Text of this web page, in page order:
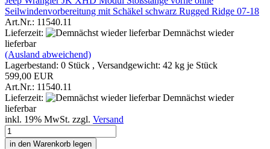
Seilwindenvorbereitung mit Schäkel schwarz Rugged Ridge 07-18
Art.Nr.: 11540.11
Lieferzeit:
Demnächst wieder
lieferbar
(Ausland abweichend)
Lagerbestand: 0 Stück , Versandgewicht: 42 kg je Stück
599,00 EUR
Art.Nr.: 11540.11
Lieferzeit:
Demnächst wieder
lieferbar
inkl. 19% MwSt. zzgl. Versand
in den Warenkorb legen